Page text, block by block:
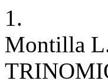
1.
Montilla